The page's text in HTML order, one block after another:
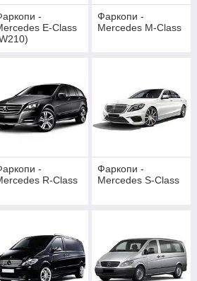
-
E-Class
Фаркопи -
Mercedes M-Class
-
R-Class
Фаркопи -
Mercedes S-Class